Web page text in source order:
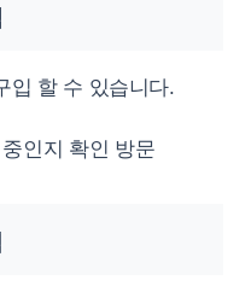
입 할 수 있습니다.
인지 확인 방문